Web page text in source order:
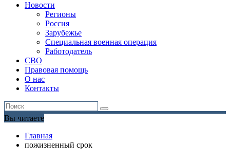
Новости
Регионы
Россия
Зарубежье
Специальная военная операция
Работодатель
СВО
Правовая помощь
О нас
Контакты
Вы читаете
Главная
пожизненный срок